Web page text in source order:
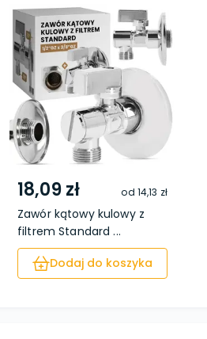
18,09 zł od 14,13 zł
Zawór kątowy kulowy z
filtrem Standard ...
Dodaj do koszyka